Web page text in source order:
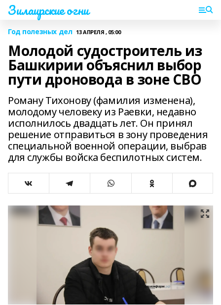
Зилаирские огни
Год полезных дел 13 АПРЕЛЯ , 05:00
Молодой судостроитель из
Башкирии объяснил выбор
пути дроновода в зоне СВО
Роману Тихонову (фамилия изменена),
молодому человеку из Раевки, недавно
исполнилось двадцать лет. Он принял
решение отправиться в зону проведения
специальной военной операции, выбрав
для службы войска беспилотных систем.